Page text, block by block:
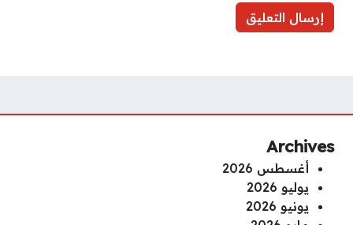
Archives
أغسطس 2026
يوليو 2026
يونيو 2026